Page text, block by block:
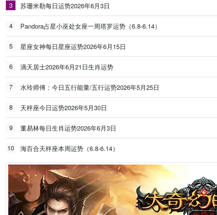
3 苏珊米勒每日运势2026年6月3日
4 Pandora占星小巫处女座一周塔罗运势（6.8-6.14）
5 星座女神每日星座运势2026年6月15日
6 滴天居士2026年6月21日生肖运势
7 水玲师傅：今日五行能量/五行运势2026年5月25日
8 天秤座今日运势2026年5月30日
9 董易林每日生肖运势2026年6月3日
10 海百合天秤座本周运势（6.8-6.14）